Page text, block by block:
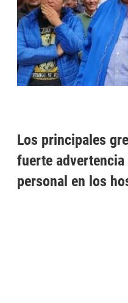
Los principales
fuerte
personal en los